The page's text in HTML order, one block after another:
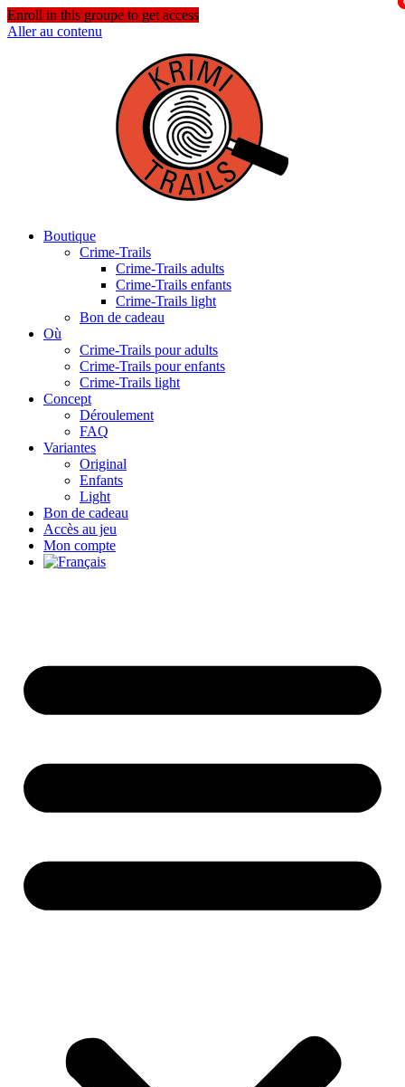
Enroll in this groupe to get access
Aller au contenu
Boutique
Crime-Trails
Crime-Trails adults
Crime-Trails enfants
Crime-Trails light
Bon de cadeau
Où
Crime-Trails pour adults
Crime-Trails pour enfants
Crime-Trails light
Concept
Déroulement
FAQ
Variantes
Original
Enfants
Light
Bon de cadeau
Accès au jeu
Mon compte